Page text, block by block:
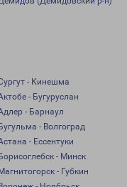
- Кинешма
- Бугуруслан
- Барнаул
- Волгоград
- Ессентуки
- Минск
- Губкин